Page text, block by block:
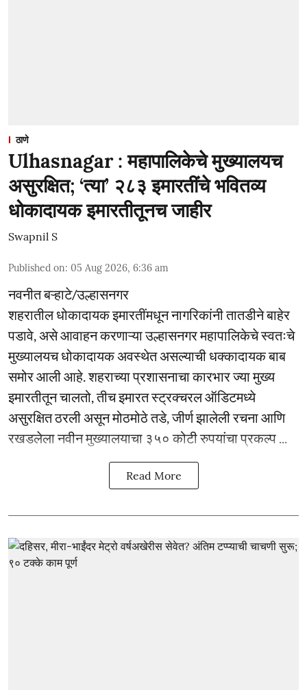
ठाणे
Ulhasnagar : महापालिकेचे मुख्यालयच
असुरक्षित; ‘त्या’ २८३ इमारतींचे भवितव्य
धोकादायक इमारतीतूनच जाहीर
Swapnil S
Published on: 05 Aug 2026, 6:36 am
नवनीत बऱ्हाटे/उल्हासनगर
शहरातील धोकादायक इमारतींमधून नागरिकांनी तातडीने बाहेर
पडावे, असे आवाहन करणाऱ्या उल्हासनगर महापालिकेचे स्वतःचे
मुख्यालयच धोकादायक अवस्थेत असल्याची धक्कादायक बाब
समोर आली आहे. शहराच्या प्रशासनाचा कारभार ज्या मुख्य
इमारतीतून चालतो, तीच इमारत स्ट्रक्चरल ऑडिटमध्ये
असुरक्षित ठरली असून मोठमोठे तडे, जीर्ण झालेली रचना आणि
रखडलेला नवीन मुख्यालयाचा ३५० कोटी रुपयांचा प्रकल्प ...
Read More